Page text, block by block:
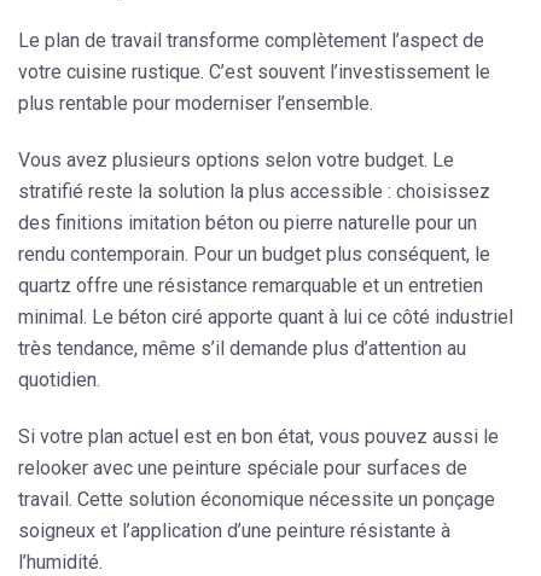
Le plan de travail transforme complètement l’aspect de
votre cuisine rustique. C’est souvent l’investissement le
plus rentable pour moderniser l’ensemble.
Vous avez plusieurs options selon votre budget. Le
stratifié reste la solution la plus accessible : choisissez
des finitions imitation béton ou pierre naturelle pour un
rendu contemporain. Pour un budget plus conséquent, le
quartz offre une résistance remarquable et un entretien
minimal. Le béton ciré apporte quant à lui ce côté industriel
très tendance, même s’il demande plus d’attention au
quotidien.
Si votre plan actuel est en bon état, vous pouvez aussi le
relooker avec une peinture spéciale pour surfaces de
travail. Cette solution économique nécessite un ponçage
soigneux et l’application d’une peinture résistante à
l’humidité.